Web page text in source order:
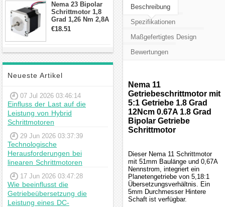
Nema 23 Bipolar
Schrittmotor 1,8
Grad 1,26 Nm 2,8A
2,5V 4 Drähte
€18.51
Neueste Artikel
07 Jul 2026 03:46:14
Einfluss der Last auf die
Leistung von Hybrid
Schrittmotoren
29 Jun 2026 03:37:39
Technologische
Herausforderungen bei
linearen Schrittmotoren
17 Jun 2026 03:47:28
Wie beeinflusst die
Getriebeübersetzung die
Leistung eines DC-
Beschreibung
Spezifikationen
Maßgefertigtes Design
Bewertungen
Nema 11
Getriebeschrittmotor mit
5:1 Getriebe 1.8 Grad
12Ncm 0.67A 1.8 Grad
Bipolar Getriebe
Schrittmotor
Dieser Nema 11 Schrittmotor
mit 51mm Baulänge und 0,67A
Nennstrom, integriert ein
Planetengetriebe von 5,18:1
Übersetzungsverhältnis. Ein
5mm Durchmesser Hintere
Schaft ist verfügbar.